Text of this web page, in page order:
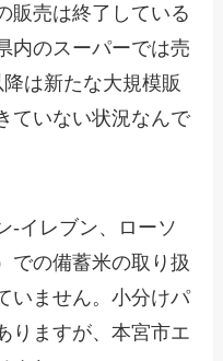
販売は終了している
内のスーパーでは売
は新たな大規模販
ていない状況なんで
-イレブン、ローソ
での備蓄米の取り扱
いません。小分けパ
りますが、本宮市エ